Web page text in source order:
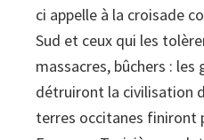
ci appelle à la croisade
Sud et ceux qui les
massacres, bûchers : les
détruiront la civilisation
terres occitanes finiront